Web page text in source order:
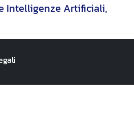
Intelligenze Artificiali,